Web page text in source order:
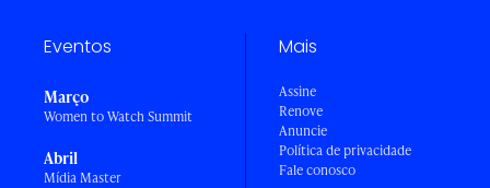
Eventos
Março
Women to Watch Summit
Abril
Mídia Master
Mais
Assine
Renove
Anuncie
Política de privacidade
Fale conosco